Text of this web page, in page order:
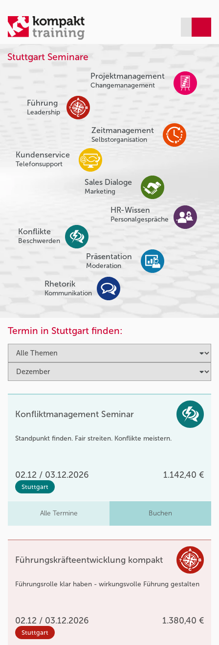
Stuttgart Seminare
Projektmanagement
Changemanagement
Führung
Leadership
Zeitmanagement
Selbstorganisation
Kundenservice
Telefonsupport
Sales Dialoge
Marketing
Konflikte
Beschwerden
HR-Wissen
Personalgespräche
Präsentation
Moderation
Rhetorik
Kommunikation
Termin in Stuttgart finden:
Konfliktmanagement Seminar
Standpunkt finden. Fair streiten. Konflikte meistern.
02.12 / 03.12.2026 1.142,40 €
Stuttgart
Alle Termine Buchen
Führungskräfteentwicklung kompakt
Führungsrolle klar haben - wirkungsvolle Führung gestalten
02.12 / 03.12.2026 1.380,40 €
Stuttgart